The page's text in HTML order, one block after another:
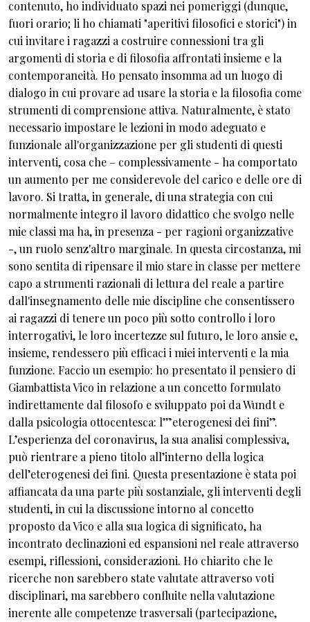
contenuto, ho individuato spazi nei pomeriggi (dunque,
fuori orario; li ho chiamati "aperitivi filosofici e storici") in
cui invitare i ragazzi a costruire connessioni tra gli
argomenti di storia e di filosofia affrontati insieme e la
contemporaneità. Ho pensato insomma ad un luogo di
dialogo in cui provare ad usare la storia e la filosofia come
strumenti di comprensione attiva. Naturalmente, è stato
necessario impostare le lezioni in modo adeguato e
funzionale all'organizzazione per gli studenti di questi
interventi, cosa che – complessivamente - ha comportato
un aumento per me considerevole del carico e delle ore di
lavoro. Si tratta, in generale, di una strategia con cui
normalmente integro il lavoro didattico che svolgo nelle
mie classi ma ha, in presenza - per ragioni organizzative
-, un ruolo senz'altro marginale. In questa circostanza, mi
sono sentita di ripensare il mio stare in classe per mettere
capo a strumenti razionali di lettura del reale a partire
dall'insegnamento delle mie discipline che consentissero
ai ragazzi di tenere un poco più sotto controllo i loro
interrogativi, le loro incertezze sul futuro, le loro ansie e,
insieme, rendessero più efficaci i miei interventi e la mia
funzione. Faccio un esempio: ho presentato il pensiero di
Giambattista Vico in relazione a un concetto formulato
indirettamente dal filosofo e sviluppato poi da Wundt e
dalla psicologia ottocentesca: l’”eterogenesi dei fini”.
L’esperienza del coronavirus, la sua analisi complessiva,
può rientrare a pieno titolo all’interno della logica
dell’eterogenesi dei fini. Questa presentazione è stata poi
affiancata da una parte più sostanziale, gli interventi degli
studenti, in cui la discussione intorno al concetto
proposto da Vico e alla sua logica di significato, ha
incontrato declinazioni ed espansioni nel reale attraverso
esempi, riflessioni, considerazioni. Ho chiarito che le
ricerche non sarebbero state valutate attraverso voti
disciplinari, ma sarebbero confluite nella valutazione
inerente alle competenze trasversali (partecipazione,